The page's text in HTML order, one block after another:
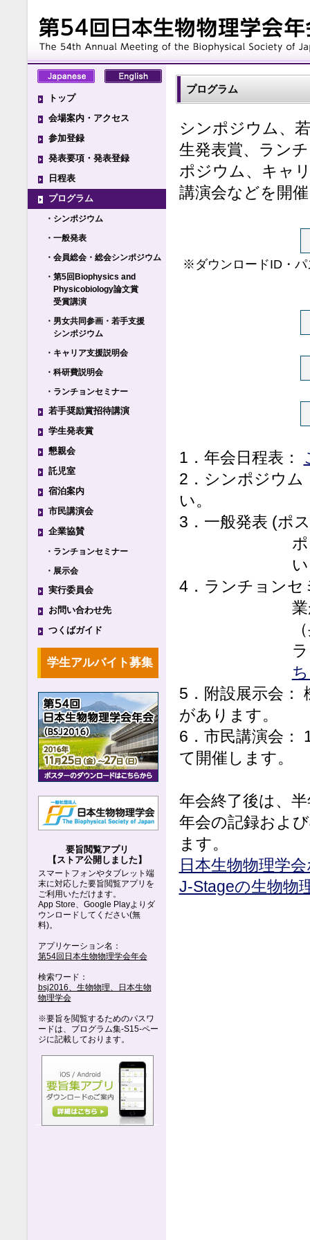
トップ
会場案内・アクセス
参加登録
発表要項・発表登録
日程表
プログラム
・シンポジウム
・一般発表
・会員総会・総会シンポジウム
・第5回Biophysics and
Physicobiology論文賞
受賞講演
・男女共同参画・若手支援
シンポジウム
・キャリア支援説明会
・科研費説明会
・ランチョンセミナー
若手奨励賞招待講演
学生発表賞
懇親会
託児室
宿泊案内
市民講演会
企業協賛
・ランチョンセミナー
・展示会
実行委員会
お問い合わせ先
つくばガイド
学生アルバイト募集
要旨閲覧アプリ
【ストア公開しました】
スマートフォンやタブレット端
末に対応した要旨閲覧アプリを
ご利用いただけます。
App Store、Google Playよりダ
ウンロードしてください(無
料)。
アプリケーション名：
第54回日本生物物理学会年会
検索ワード：
bsj2016、生物物理、日本生物
物理学会
※要旨を閲覧するためのパスワ
ードは、プログラム集-S15-ペー
ジに記載しております。
プログラム
シンポジウム、
生発表賞、ラン
ポジウム、キャ
講演会などを開
※ダウンロードID・パ
1．年会日程表：
2．シンポジウム
い。
3．一般発表 (ポ
4．ランチョンセ
5．附設展示会：
があります。
6．市民講演会：
て開催します。
年会終了後は、
年会の記録およ
ます。
日本生物物理学
J-Stageの生物物